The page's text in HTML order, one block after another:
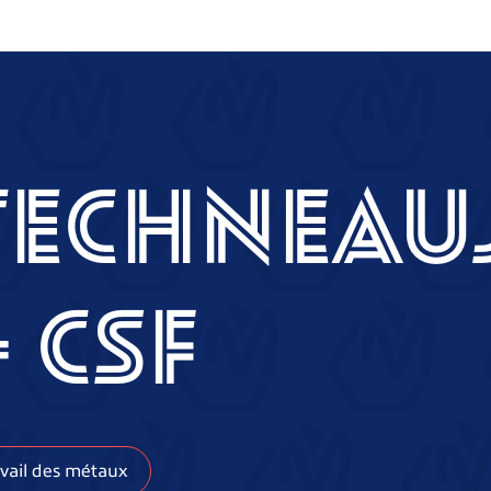
des métaux